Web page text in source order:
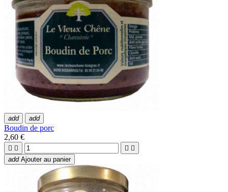
add add
Boudin de porc
2,60 €
   
add Ajouter au panier